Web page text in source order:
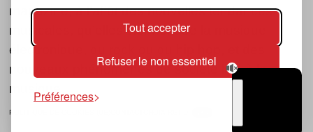
Tout accepter
Refuser le non essentiel
Préférences
magazine, à l’affût des nouvelles tendances
musicales, qu’elles viennent de la musique
électronique, du rock ou du hip hop, et des
nouveaux phénomènes de société liés à la
musique.
POLITIQUE DE COOKIES (UE)